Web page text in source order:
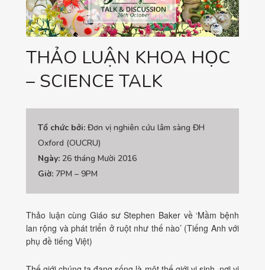
THẢO LUẬN KHOA HỌC
– SCIENCE TALK
Tổ chức bởi: Đơn vị nghiên cứu lâm sàng ĐH
Oxford (OUCRU)
Ngày: 26 tháng Mười 2016
Giờ: 7PM – 9PM
Thảo luận cùng Giáo sư Stephen Baker về ‘Mầm bệnh
lan rộng và phát triển ở ruột như thế nào’ (Tiếng Anh với
phụ đề tiếng Việt)